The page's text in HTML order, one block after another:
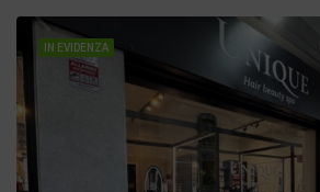
IN EVIDENZA